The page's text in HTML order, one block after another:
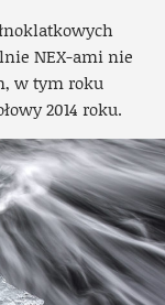
NEX-ami nie
w tym roku
2014 roku.